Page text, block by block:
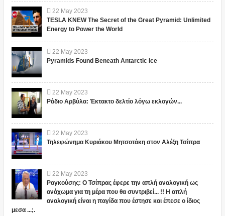
22 May 2023
TESLA KNEW The Secret of the Great Pyramid: Unlimited
Energy to Power the World
22 May 2023
Pyramids Found Beneath Antarctic Ice
22 May 2023
Ράδιο Αρβύλα: Έκτακτο δελτίο λόγω εκλογών...
22 May 2023
Τηλεφώνημα Κυριάκου Μητσοτάκη στον Αλέξη Τσίπρα
22 May 2023
Ραγκούσης: Ο Τσίπρας έφερε την απλή αναλογική ως
ανάχωμα για τη μέρα που θα συντριβεί... !! Η απλή
αναλογική είναι η παγίδα που έστησε και έπεσε ο ίδιος
μεσα ...;.